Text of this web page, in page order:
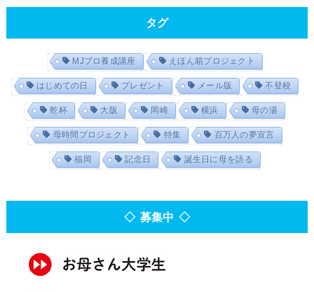
タグ
MJプロ養成講座 えほん箱プロジェクト
はじめての日 プレゼント メール版 不登校
乾杯 大阪 岡崎 横浜 母の湯
母時間プロジェクト 特集 百万人の夢宣言
福岡 記念日 誕生日に母を語る
◇ 募集中 ◇